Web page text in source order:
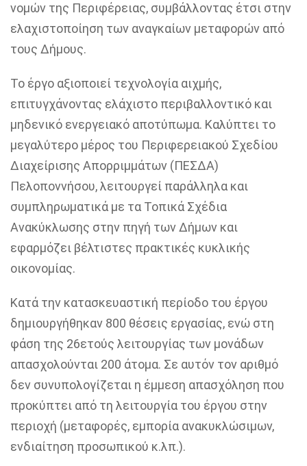
νομών της Περιφέρειας, συμβάλλοντας έτσι στην
ελαχιστοποίηση των αναγκαίων μεταφορών από
τους Δήμους.
Το έργο αξιοποιεί τεχνολογία αιχμής,
επιτυγχάνοντας ελάχιστο περιβαλλοντικό και
μηδενικό ενεργειακό αποτύπωμα. Καλύπτει το
μεγαλύτερο μέρος του Περιφερειακού Σχεδίου
Διαχείρισης Απορριμμάτων (ΠΕΣΔΑ)
Πελοποννήσου, λειτουργεί παράλληλα και
συμπληρωματικά με τα Τοπικά Σχέδια
Ανακύκλωσης στην πηγή των Δήμων και
εφαρμόζει βέλτιστες πρακτικές κυκλικής
οικονομίας.
Κατά την κατασκευαστική περίοδο του έργου
δημιουργήθηκαν 800 θέσεις εργασίας, ενώ στη
φάση της 26ετούς λειτουργίας των μονάδων
απασχολούνται 200 άτομα. Σε αυτόν τον αριθμό
δεν συνυπολογίζεται η έμμεση απασχόληση που
προκύπτει από τη λειτουργία του έργου στην
περιοχή (μεταφορές, εμπορία ανακυκλώσιμων,
ενδιαίτηση προσωπικού κ.λπ.).